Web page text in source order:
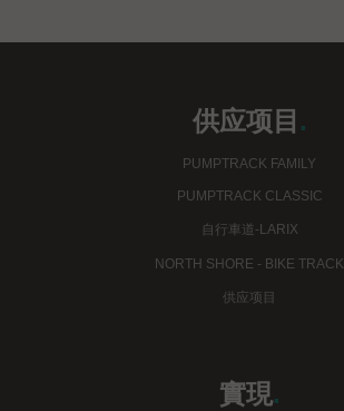
供应项目 .
PUMPTRACK FAMILY
PUMPTRACK CLASSIC
自行車道-LARIX
NORTH SHORE - BIKE TRACK
供应项目
實現.